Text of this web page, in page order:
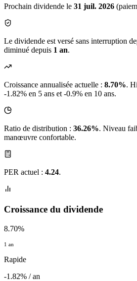
Prochain dividende le 31 juil. 2026
Le dividende est versé sans interruption
diminué depuis 1 an.
Croissance annualisée actuelle : 8.70%.
-1.82% en 5 ans et -0.9% en 10 ans.
Ratio de distribution : 36.26%. Niveau
manœuvre confortable.
PER actuel : 4.24.
Croissance du dividende
8.70%
1 an
Rapide
-1.82% / an